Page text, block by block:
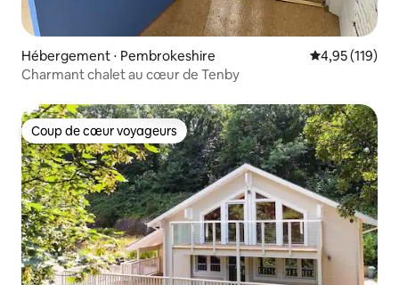
Hébergement ⋅ Pembrokeshire Évaluation
4,95 (119)
Charmant chalet au cœur de Tenby
Coup de cœur voyageurs
Coup de cœur voyageurs